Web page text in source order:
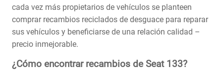
cada vez más propietarios de vehículos se planteen
comprar recambios reciclados de desguace para reparar
sus vehículos y beneficiarse de una relación calidad –
precio inmejorable.
¿Cómo encontrar recambios de Seat 133?